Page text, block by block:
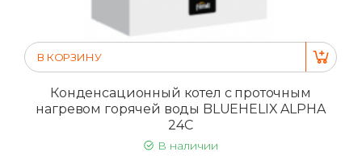
В КОРЗИНУ
Конденсационный котел с проточным
нагревом горячей воды BLUEHELIX ALPHA
24C
В наличии